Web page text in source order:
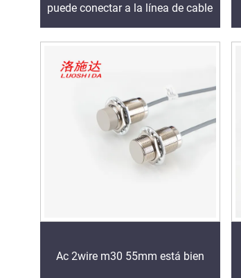
puede conectar a la línea de cable
Ac 2wire m30 55mm está bien